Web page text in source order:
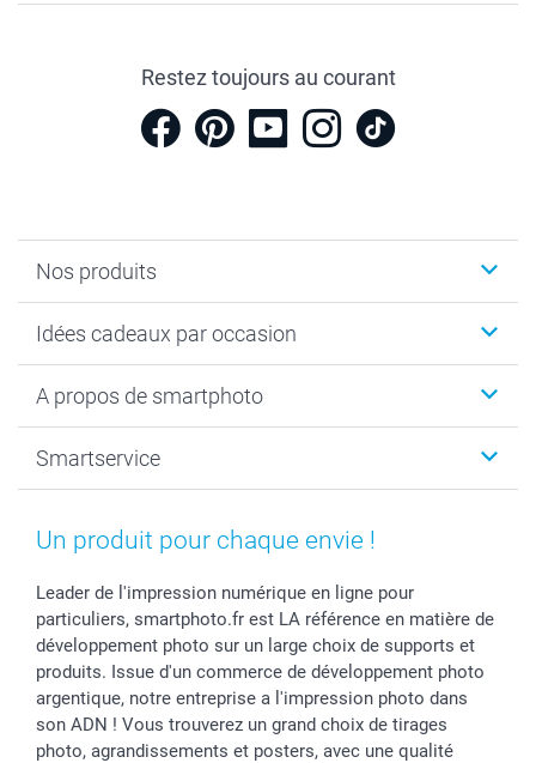
Restez toujours au courant
Nos produits
Calendrier photo & Agenda photo
Tirage photo & agrandissement
Faire-part & Cartes
Coques smartphone
Stickers & Etiquettes
Cadres photo & accessoires déco
Dénicheur d'idées cadeau
Idées cadeaux par occasion
Anniversaire
Naissance & baptême
Fête des Mères
Fête des Pères
Communion
Baptême
Toussaint
Rentrée des classes
Saint-Valentin
Vacances
A propos de smartphoto
Plan du site
Droit de rétraction
Plaintes
Vie privée
Gestion des cookies
Tarifs
Partenariats & Influence
Investisseurs
Smartservice
Aide
smartbonus
smartfriends
Livraison
Modes de paiement
Grandes quantités
Statut de ma commande
Un produit pour chaque envie !
Leader de l'impression numérique en ligne pour
particuliers, smartphoto.fr est LA référence en matière de
développement photo sur un large choix de supports et
produits. Issue d'un commerce de développement photo
argentique, notre entreprise a l'impression photo dans
son ADN ! Vous trouverez un grand choix de tirages
photo, agrandissements et posters, avec une qualité